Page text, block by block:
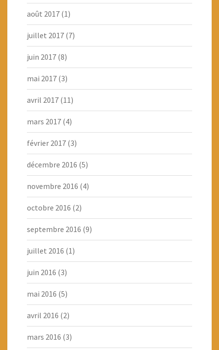
août 2017 (1)
juillet 2017 (7)
juin 2017 (8)
mai 2017 (3)
avril 2017 (11)
mars 2017 (4)
février 2017 (3)
décembre 2016 (5)
novembre 2016 (4)
octobre 2016 (2)
septembre 2016 (9)
juillet 2016 (1)
juin 2016 (3)
mai 2016 (5)
avril 2016 (2)
mars 2016 (3)